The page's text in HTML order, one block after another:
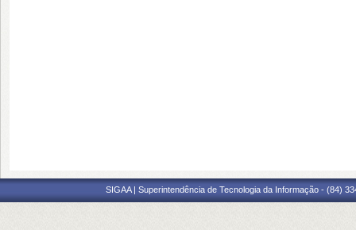
SIGAA | Superintendência de Tecnologia da Informação - (84)